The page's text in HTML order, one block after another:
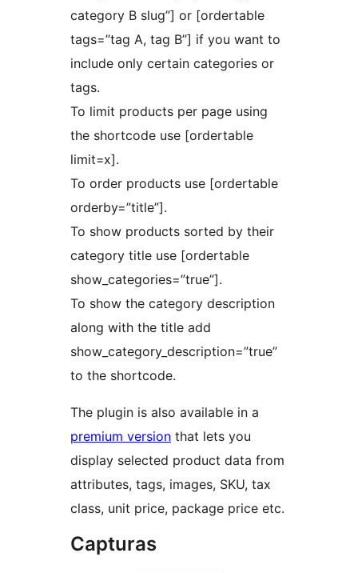
category B slug”] or [ordertable
tags=”tag A, tag B”] if you want to
include only certain categories or
tags.
To limit products per page using
the shortcode use [ordertable
limit=x].
To order products use [ordertable
orderby=”title”].
To show products sorted by their
category title use [ordertable
show_categories=”true”].
To show the category description
along with the title add
show_category_description=”true”
to the shortcode.
The plugin is also available in a
premium version that lets you
display selected product data from
attributes, tags, images, SKU, tax
class, unit price, package price etc.
Capturas